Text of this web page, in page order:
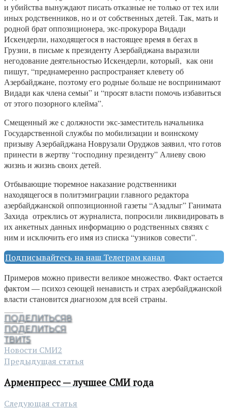
и убийства вынуждают писать отказные не только от тех или
иных родственников, но и от собственных детей. Так, мать и
родной брат оппозиционера, экс-прокурора Видади
Искендерли, находящегося в настоящее время в бегах в
Грузии, в письме к президенту Азербайджана выразили
негодование деятельностью Искендерли, который, как они
пишут, “преднамеренно распространяет клевету об
Азербайджане, поэтому его родные больше не воспринимают
Видади как члена семьи” и “просят власти помочь избавиться
от этого позорного клейма”.
Смещенный же с должности экс-заместитель начальника
Государственной службы по мобилизации и воинскому
призыву Азербайджана Новрузали Оруджов заявил, что готов
принести в жертву “господину президенту” Алиеву свою
жизнь и жизнь своих детей.
Отбывающие тюремное наказание родственники
находящегося в политэмиграции главного редактора
азербайджанской оппозиционной газеты “Азадлыг” Ганимата
Захида отреклись от журналиста, попросили ликвидировать в
их анкетных данных информацию о родственных связях с
ним и исключить его имя из списка “узников совести”.
Подписывайтесь на наш Телеграм канал
Примеров можно привести великое множество. Факт остается
фактом — психоз сеющей ненависть и страх азербайджанской
власти становится диагнозом для всей страны.
ПОДЕЛИТЬСЯ8
ПОДЕЛИТЬСЯ
ТВИТ5
Новости СМИ2
Предыдущая статья
Арменпресс — лучшее СМИ года
Следующая статья